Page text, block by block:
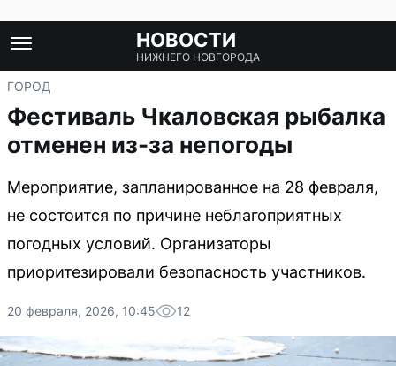
НОВОСТИ
НИЖНЕГО НОВГОРОДА
ГОРОД
Фестиваль Чкаловская рыбалка
отменен из-за непогоды
Мероприятие, запланированное на 28 февраля,
не состоится по причине неблагоприятных
погодных условий. Организаторы
приоритезировали безопасность участников.
20 февраля, 2026, 10:45 12